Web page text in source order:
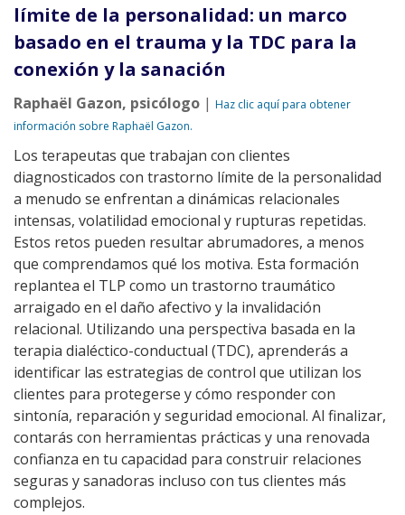
límite de la personalidad: un marco
basado en el trauma y la TDC para la
conexión y la sanación
Raphaël Gazon, psicólogo | Haz clic aquí para obtener
información sobre Raphaël Gazon.
Los terapeutas que trabajan con clientes
diagnosticados con trastorno límite de la personalidad
a menudo se enfrentan a dinámicas relacionales
intensas, volatilidad emocional y rupturas repetidas.
Estos retos pueden resultar abrumadores, a menos
que comprendamos qué los motiva. Esta formación
replantea el TLP como un trastorno traumático
arraigado en el daño afectivo y la invalidación
relacional. Utilizando una perspectiva basada en la
terapia dialéctico-conductual (TDC), aprenderás a
identificar las estrategias de control que utilizan los
clientes para protegerse y cómo responder con
sintonía, reparación y seguridad emocional. Al finalizar,
contarás con herramientas prácticas y una renovada
confianza en tu capacidad para construir relaciones
seguras y sanadoras incluso con tus clientes más
complejos.